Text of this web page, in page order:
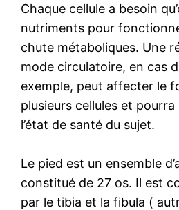
Chaque cellule a besoin
nutriments pour
chute métaboliques. Une
mode circulatoire, en cas
exemple, peut affecter le
plusieurs cellules et
l’état de santé du sujet.
Le pied est un ensemble
constitué de 27 os. Il est
par le tibia et la fibula (